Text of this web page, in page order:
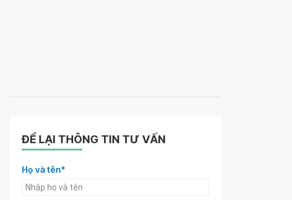
ĐỂ LẠI THÔNG TIN TƯ VẤN
Họ và tên*